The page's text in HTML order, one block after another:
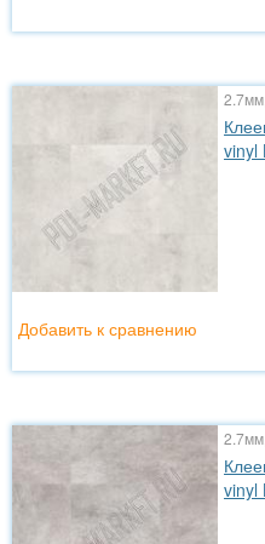
vinyl
Добавить к сравнению
vinyl